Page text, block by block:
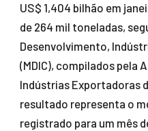
US$ 1,404 bilhão em
de 264 mil toneladas,
Desenvolvimento,
(MDIC), compilados pela
Indústrias Exportadoras
resultado representa o
registrado para um mês